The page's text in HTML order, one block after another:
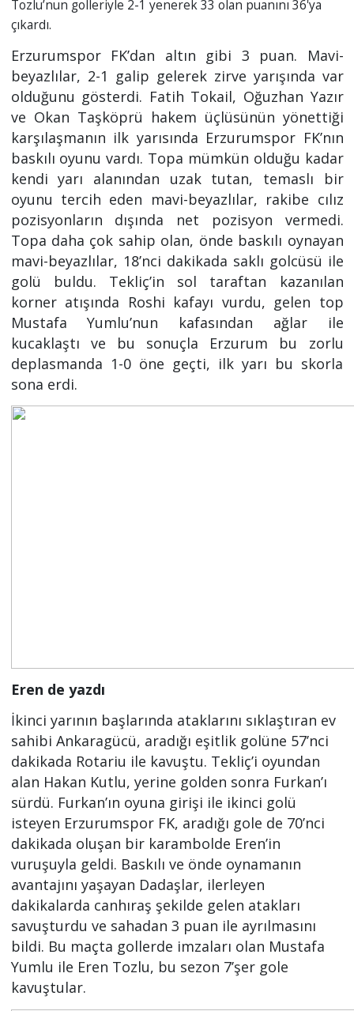
Tozlu’nun golleriyle 2-1 yenerek 33 olan puanını 36'ya
çıkardı.
Erzurumspor FK’dan altın gibi 3 puan. Mavi-
beyazlılar, 2-1 galip gelerek zirve yarışında var
olduğunu gösterdi. Fatih Tokail, Oğuzhan Yazır
ve Okan Taşköprü hakem üçlüsünün yönettiği
karşılaşmanın ilk yarısında Erzurumspor FK’nın
baskılı oyunu vardı. Topa mümkün olduğu kadar
kendi yarı alanından uzak tutan, temaslı bir
oyunu tercih eden mavi-beyazlılar, rakibe cılız
pozisyonların dışında net pozisyon vermedi.
Topa daha çok sahip olan, önde baskılı oynayan
mavi-beyazlılar, 18’nci dakikada saklı golcüsü ile
golü buldu. Tekliç’in sol taraftan kazanılan
korner atışında Roshi kafayı vurdu, gelen top
Mustafa Yumlu’nun kafasından ağlar ile
kucaklaştı ve bu sonuçla Erzurum bu zorlu
deplasmanda 1-0 öne geçti, ilk yarı bu skorla
sona erdi.
Eren de yazdı
İkinci yarının başlarında ataklarını sıklaştıran ev
sahibi Ankaragücü, aradığı eşitlik golüne 57’nci
dakikada Rotariu ile kavuştu. Tekliç’i oyundan
alan Hakan Kutlu, yerine golden sonra Furkan’ı
sürdü. Furkan’ın oyuna girişi ile ikinci golü
isteyen Erzurumspor FK, aradığı gole de 70’nci
dakikada oluşan bir karambolde Eren’in
vuruşuyla geldi. Baskılı ve önde oynamanın
avantajını yaşayan Dadaşlar, ilerleyen
dakikalarda canhıraş şekilde gelen atakları
savuşturdu ve sahadan 3 puan ile ayrılmasını
bildi. Bu maçta gollerde imzaları olan Mustafa
Yumlu ile Eren Tozlu, bu sezon 7’şer gole
kavuştular.